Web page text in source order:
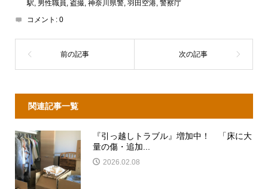
駅 男性職員 盗撮, 神奈川県警, 羽田空港, 警察庁
コメント: 0
関連記事一覧
『引っ越しトラブル』増加中！ 「床に大
量の傷・追加...
2026.02.08